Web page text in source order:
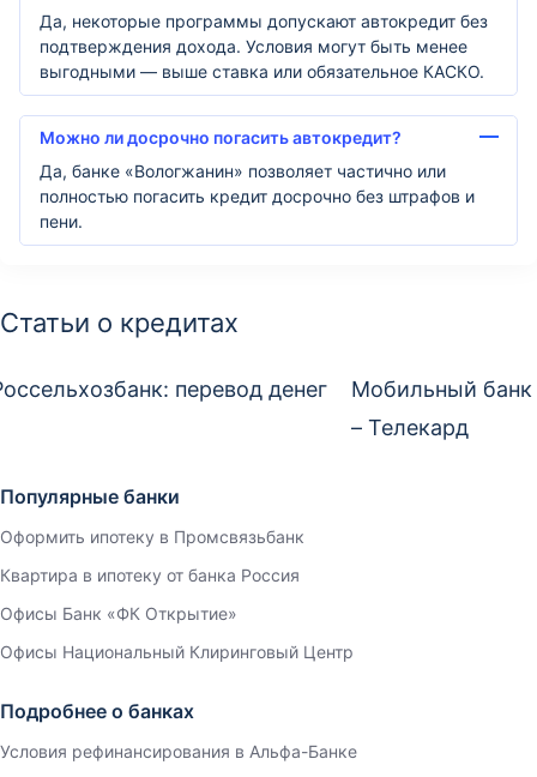
Да, некоторые программы допускают автокредит без
подтверждения дохода. Условия могут быть менее
выгодными — выше ставка или обязательное КАСКО.
Можно ли досрочно погасить автокредит?
Да, банке «Вологжанин» позволяет частично или
полностью погасить кредит досрочно без штрафов и
пени.
Статьи о кредитах
перевод денег
Мобильный банк
– Телекард
Популярные банки
Оформить ипотеку в Промсвязьбанк
Квартира в ипотеку от банка Россия
Офисы Банк «ФК Открытие»
Офисы Национальный Клиринговый Центр
Подробнее о банках
Условия рефинансирования в Альфа-Банке